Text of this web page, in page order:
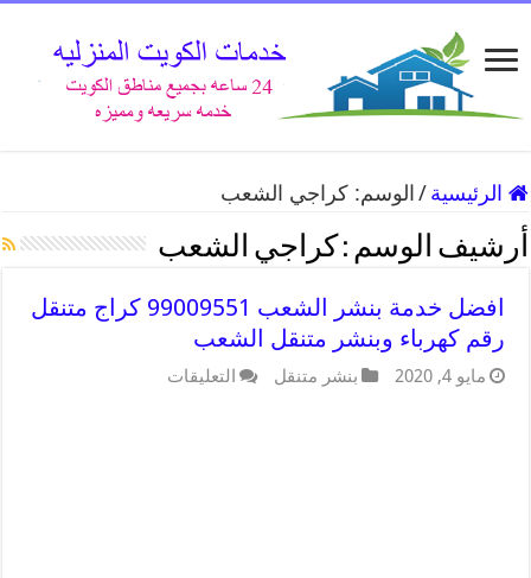
الرئيسية / الوسم:كراجي الشعب
أرشيف الوسم : كراجي الشعب
افضل خدمة بنشر الشعب 99009551 كراج متنقل
رقم كهرباء وبنشر متنقل الشعب
مايو 4, 2020 بنشر متنقل التعليقات